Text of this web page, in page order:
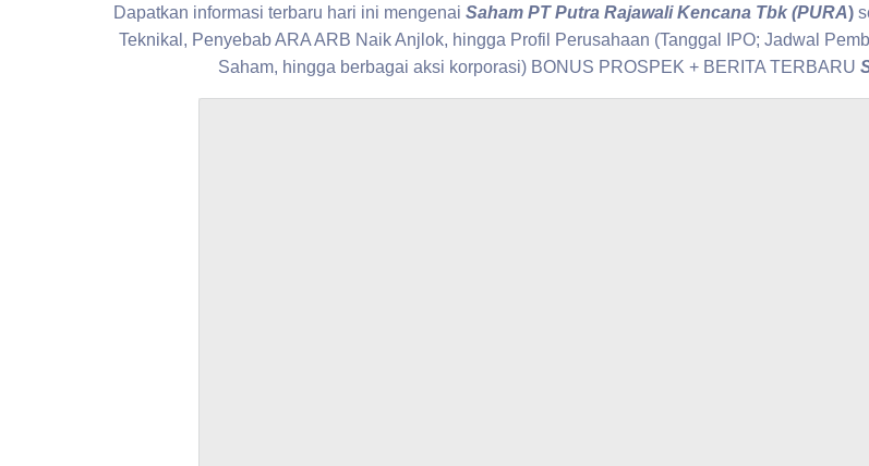
Dapatkan informasi terbaru hari ini mengenai Saham PT Putra Rajawali Kencana Tbk (PURA)
Teknikal, Penyebab ARA ARB Naik Anjlok, hingga Profil Perusahaan (Tanggal IPO; Jadwal
Saham, hingga berbagai aksi korporasi) BONUS PROSPEK + BERITA TERBARU